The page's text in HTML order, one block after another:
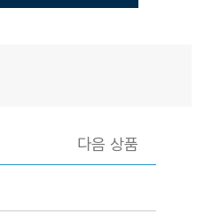
다음 상품